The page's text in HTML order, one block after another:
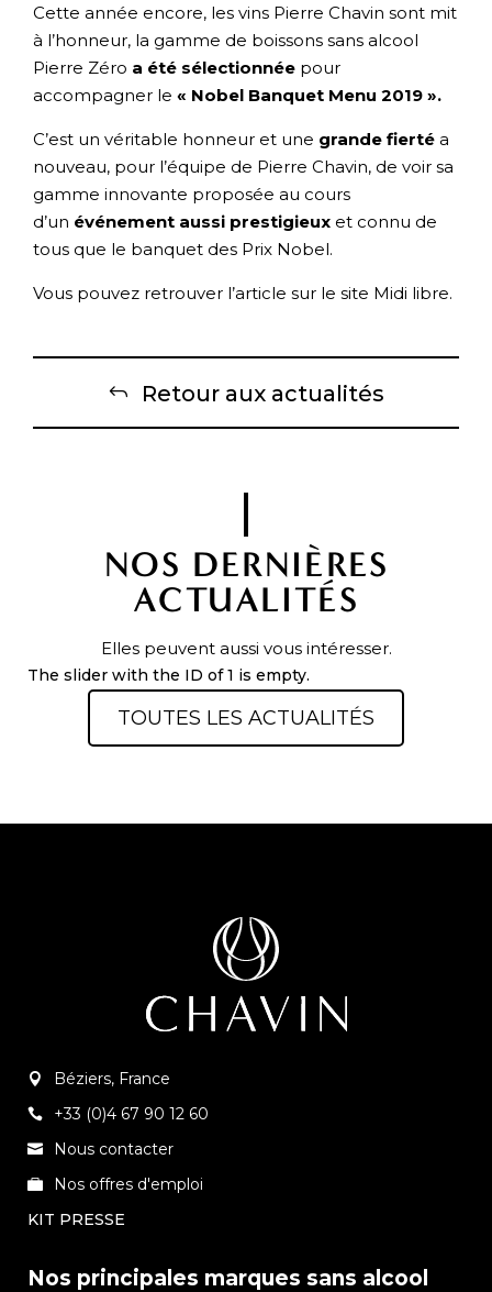
Cette année encore, les vins Pierre Chavin sont mit
à l’honneur, la gamme de boissons sans alcool
Pierre Zéro a été sélectionnée pour
accompagner le « Nobel Banquet Menu 2019 ».
C’est un véritable honneur et une grande fierté а
nouveau, pour l’équipe de Pierre Chavin, de voir sa
gamme innovante proposée au cours
d’un événement aussi prestigieux et connu de
tous que le banquet des Prix Nobel.
Vous pouvez retrouver l’article sur le site Midi libre.
Retour aux actualités
NOS DERNIÈRES
ACTUALITÉS
Elles peuvent aussi vous intéresser.
The slider with the ID of 1 is empty.
TOUTES LES ACTUALITÉS
Béziers, France
+33 (0)4 67 90 12 60
Nous contacter
Nos offres d'emploi
KIT PRESSE
Nos principales marques sans alcool